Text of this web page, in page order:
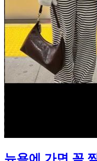
뉴욕에 가면 꼭